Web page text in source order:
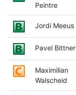
Peintre
Jordi Meeus
Pavel Bittner
Maximilian
Walscheid